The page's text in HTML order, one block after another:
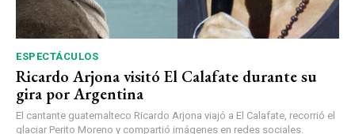
ESPECTÁCULOS
Ricardo Arjona visitó El Calafate durante su
gira por Argentina
El cantante guatemalteco Ricardo Arjona viajó a El Calafate, recorrió el
glaciar Perito Moreno y compartió imágenes en redes sociales.